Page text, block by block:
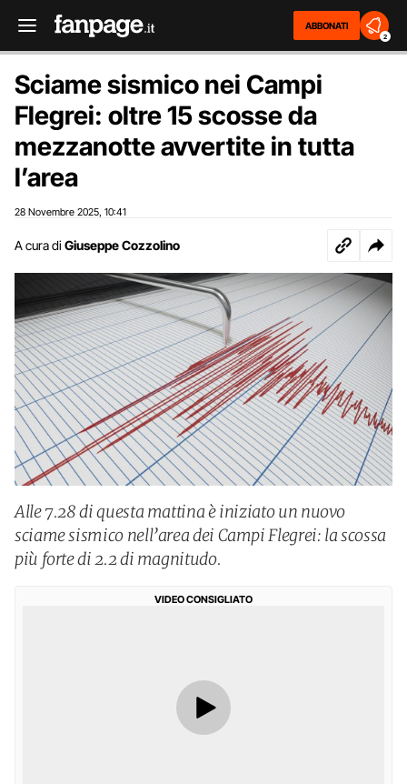
ABBONATI
2
Sciame sismico nei Campi
Flegrei: oltre 15 scosse da
mezzanotte avvertite in tutta
l’area
28 Novembre 2025 10:41
A cura di Giuseppe Cozzolino
Alle 7.28 di questa mattina è iniziato un nuovo
sciame sismico nell’area dei Campi Flegrei: la scossa
più forte di 2.2 di magnitudo.
VIDEO CONSIGLIATO